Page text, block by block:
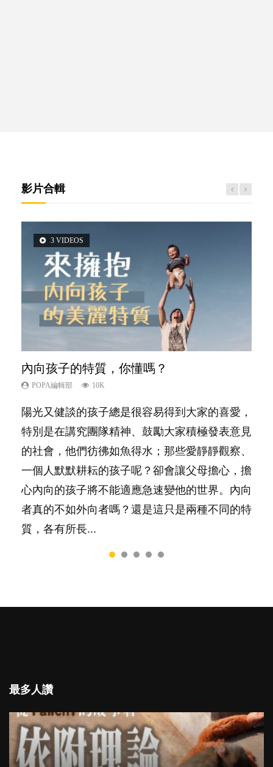
影片合輯
3 VIDEOS
內向孩子的特質，你懂嗎？
POPA編輯部 10K
陽光又健談的孩子總是很容易得到大家的喜愛，
特別是在講究團隊精神、鼓勵大家積極發表意見
的社會，他們彷彿如魚得水；那些愛靜靜觀察、
一個人默默耕耘的孩子呢？卻會讓父母擔心，擔
心內向的孩子將不能適應急速變他的世界。內向
者真的不如外向者嗎？還是這只是兩種不同的特
質，各有所長...
5 VIDEOS
夫妻必看！經營婚姻，沒捷徑
POPA編輯部 22.9K
你是不是也曾經以為只要跟相愛的人結婚，就自
然能走到白頭，但生了孩子卻發現事情不如你所
料？ 經營婚姻，不如我們想像的簡單，卻也不
是大家說得那麼難。一起來認識婚姻的真相！...
2 VIDEOS
想孩子學好外語，點做好？
POPA編輯部 9.9K
有人話學多種語言越早開始越好，有人卻說一時
間太多語言，會令孩子感到混淆，到底誰是誰
非？聽聽專家怎樣說，解開語言學習的迷思～...
6 VIDEOS
孩子能力天注定？
POPA編輯部 7.9K
很多父母都希望孩子係個「叻仔叻女」，學業別
太差，日常自理井井有條。這樣的孩子是萬中無
一，還是魚與熊掌，不能兼得？...
6 VIDEOS
愛孩子也別忘了愛自己，父母如何關顧自
己的身心靈？
照顧孩子衣食住行、陪同兒女應對功課測驗，還
要陪玩製造親子時間，尚要處理家中雜項要
務……當父母的，有千百個任務要做。可惜，有
一樣重要至極的，總被遺漏——關注自己的情緒
和心理健康。...
最多人讚